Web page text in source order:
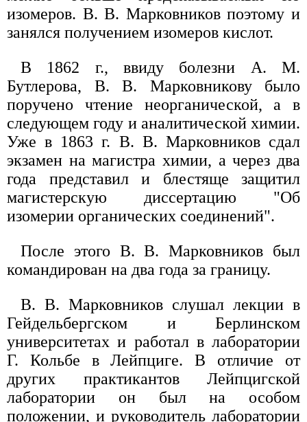
изомеров. В. В. Марковников поэтому и
занялся получением изомеров кислот.
В 1862 г., ввиду болезни А. М.
Бутлерова, В. В. Марковникову было
поручено чтение неорганической, а в
следующем году и аналитической химии.
Уже в 1863 г. В. В. Марковников сдал
экзамен на магистра химии, а через два
года представил и блестяще защитил
магистерскую диссертацию "Об
изомерии органических соединений".
После этого В. В. Марковников был
командирован на два года за границу.
В. В. Марковников слушал лекции в
Гейдельбергском и Берлинском
университетах и работал в лаборатории
Г. Кольбе в Лейпциге. В отличие от
других практикантов Лейпцигской
лаборатории он был на особом
положении, и руководитель лаборатории